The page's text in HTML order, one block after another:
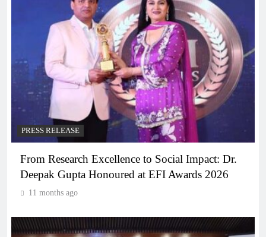
PRESS RELEASE
From Research Excellence to Social Impact: Dr.
Deepak Gupta Honoured at EFI Awards 2026
11 months ago